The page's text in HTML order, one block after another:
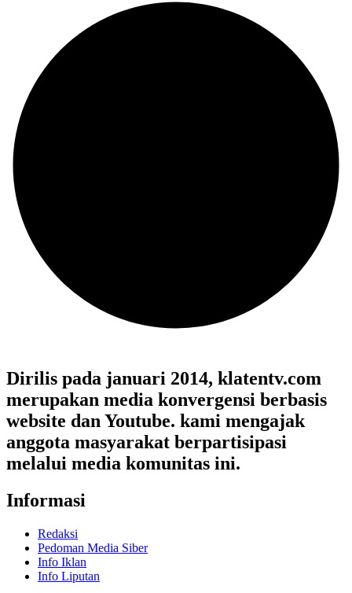
Dirilis pada januari 2014, klatentv.com
merupakan media konvergensi berbasis
website dan Youtube. kami mengajak
anggota masyarakat berpartisipasi
melalui media komunitas ini.
Informasi
Redaksi
Pedoman Media Siber
Info Iklan
Info Liputan